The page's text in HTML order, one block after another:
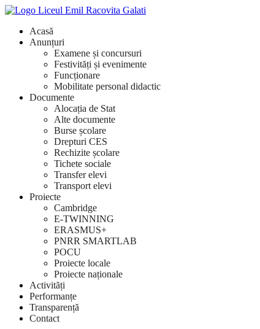
Acasă
Anunțuri
Examene și concursuri
Festivități și evenimente
Funcționare
Mobilitate personal didactic
Documente
Alocația de Stat
Alte documente
Burse școlare
Drepturi CES
Rechizite școlare
Tichete sociale
Transfer elevi
Transport elevi
Proiecte
Cambridge
E-TWINNING
ERASMUS+
PNRR SMARTLAB
POCU
Proiecte locale
Proiecte naționale
Activități
Performanțe
Transparență
Contact